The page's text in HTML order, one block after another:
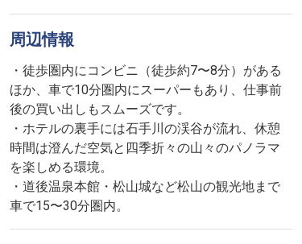
周辺情報
・徒歩圏内にコンビニ（徒歩約7〜8分）がある
ほか、車で10分圏内にスーパーもあり、仕事前
後の買い出しもスムーズです。
・ホテルの裏手には石手川の渓谷が流れ、休憩
時間は澄んだ空気と四季折々の山々のパノラマ
を楽しめる環境。
・道後温泉本館・松山城など松山の観光地まで
車で15〜30分圏内。